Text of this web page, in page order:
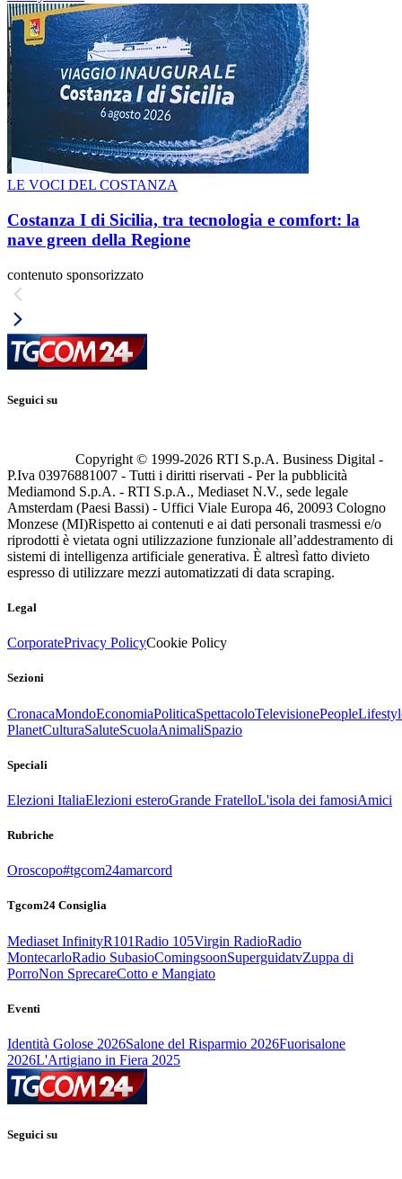
LE VOCI DEL COSTANZA
Costanza I di Sicilia, tra tecnologia e comfort: la
nave green della Regione
contenuto sponsorizzato
Seguici su
Copyright © 1999-2026 RTI S.p.A. Business Digital -
P.Iva 03976881007 - Tutti i diritti riservati - Per la pubblicità
Mediamond S.p.A. - RTI S.p.A., Mediaset N.V., sede legale
Amsterdam (Paesi Bassi) - Uffici Viale Europa 46, 20093 Cologno
Monzese (MI)Rispetto ai contenuti e ai dati personali trasmessi e/o
riprodotti è vietata ogni utilizzazione funzionale all’addestramento di
sistemi di intelligenza artificiale generativa. È altresì fatto divieto
espresso di utilizzare mezzi automatizzati di data scraping.
Legal
CorporatePrivacy PolicyCookie Policy
Sezioni
CronacaMondoEconomiaPoliticaSpettacoloTelevisionePeople
PlanetCulturaSaluteScuolaAnimaliSpazio
Speciali
Elezioni ItaliaElezioni esteroGrande FratelloL'isola dei famosiAmici
Rubriche
Oroscopo#tgcom24amarcord
Tgcom24 Consiglia
Mediaset InfinityR101Radio 105Virgin RadioRadio
MontecarloRadio SubasioComingsoonSuperguidatvZuppa di
PorroNon SprecareCotto e Mangiato
Eventi
Identità Golose 2026Salone del Risparmio 2026Fuorisalone
2026L'Artigiano in Fiera 2025
Seguici su